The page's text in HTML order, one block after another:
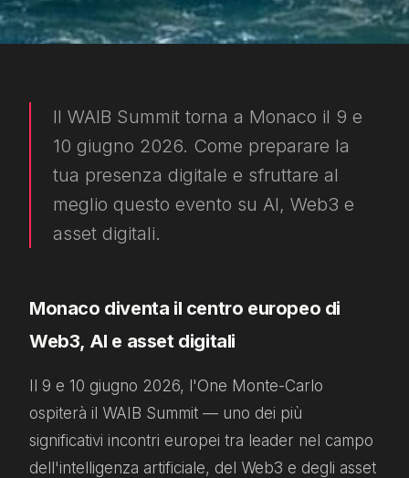
Il WAIB Summit torna a Monaco il 9 e
10 giugno 2026. Come preparare la
tua presenza digitale e sfruttare al
meglio questo evento su AI, Web3 e
asset digitali.
Monaco diventa il centro europeo di
Web3, AI e asset digitali
Il 9 e 10 giugno 2026, l'One Monte-Carlo
ospiterà il WAIB Summit — uno dei più
significativi incontri europei tra leader nel campo
dell'intelligenza artificiale, del Web3 e degli asset